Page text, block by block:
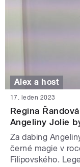
Alex a host
17. leden 2023
Regina
Angeliny Jolie
Za dabing
černé magie v
Filipovského.